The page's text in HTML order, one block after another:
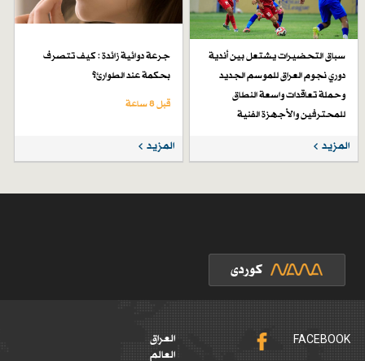
سباق التحضيرات يشتعل بين أندية
دوري نجوم العراق للموسم الجديد
وحملة تعاقدات واسعة النطاق
للمحترفين والأجهزة الفنية
قبل 4 أيام
المزيد
جرعة دوائية زائدة : كيف تتصرف
بحكمة عند الطوارئ؟
قبل 8 ساعة
المزيد
FACEBOOK
العراق
العالم